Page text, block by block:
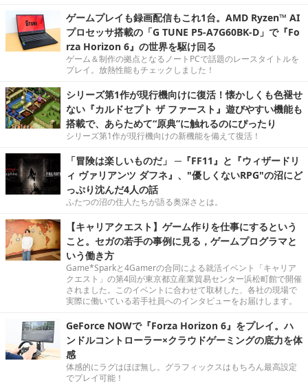
ゲームプレイも録画配信もこれ1台。AMD Ryzen™ AI
プロセッサ搭載の「G TUNE P5-A7G60BK-D」で『Fo
rza Horizon 6』の世界を駆け回る
ゲーム＆制作の拠点となるノートPCで話題のレースタイトルを
プレイ。放熱性能もチェックしました！
シリーズ第1作が現行機向けに復活！懐かしくも色褪せ
ない『カルドセプト ザ ファースト』遊びやすい機能も
搭載で、あらためて“原典”に触れるのにぴったり
シリーズ第1作が現行機向けの新機能を備えて復活！
「冒険は楽しいものだ」 ─『FF11』と『ウィザードリ
ィ ヴァリアンツ ダフネ』、"優しくないRPG"の沼にど
っぷり沈んだ4人の話
ふたつの沼の住人たちが語る奥深さとは。
【キャリアクエスト】ゲーム作りを仕事にするという
こと。セガの若手の事例に見る，ゲームプログラマと
いう働き方
Game*Sparkと4Gamerの合同による就活イベント「キャリア
クエスト」の第4回が東京都立産業貿易センター浜松町館で開催
されました。このイベントに合わせて取材した、各社の現場で
実際に働いている若手社員へのインタビューをお届けします。
GeForce NOWで『Forza Horizon 6』をプレイ。ハ
ンドルコントローラー×クラウドゲーミングの底力を体
感
体感的にラグはほぼ無し。グラフィックスはもちろん最高設定
でプレイ可能！